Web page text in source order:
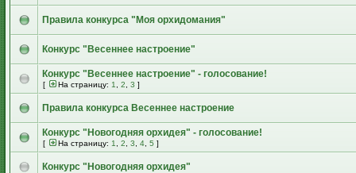
Правила конкурса "Моя орхидомания"
Конкурс "Весеннее настроение"
Конкурс "Весеннее настроение" - голосование!
[ На страницу: 1 2 3 ]
Правила конкурса Весеннее настроение
Конкурс "Новогодняя орхидея" - голосование!
[ На страницу: 1 2 3 4 5 ]
Конкурс "Новогодняя орхидея"